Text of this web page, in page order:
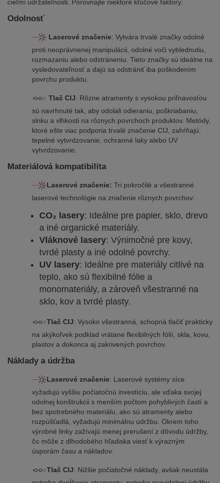
cieľmi udržateľnosti. Porovnajte niektoré kľúčové faktory:
Odolnosť
Laserové značenie: Vytvára trvalé značky odolné
proti neoprávnenej manipulácii, odolné voči vyblednutiu,
rozmazaniu alebo odstráneniu. Tieto značky sú ideálne na
vysledovateľnosť a dajú sa odstrániť iba poškodením
povrchu produktu.
Tlač CIJ: Rôzne atramenty s vysokou priľnavosťou
sú navrhnuté tak, aby odolali odieraniu, poškriabaniu,
slnku a vlhkosti na rôznych povrchoch produktov. Metódy,
ktoré ešte viac podporia trvalé značenie CIJ, zahŕňajú:
tepelné vytvrdzovanie, ochranné laky alebo UV
vytvrdzovanie.
Materiálová kompatibilita
Laserové značenie: Tri pokročilé a všestranné
laserové technológie na značenie rôznych povrchov:
CO₂ lasery: Ideálne pre papier, sklo, drevo
a iné organické materiály.
Vláknové lasery: Výnimočné pre kovy,
tvrdé plasty a iné odolné povrchy.
UV lasery: Ideálne pre materiály citlivé na
teplo, ako sú flexibilné fólie a
monomateriály, a zároveň všestranné na
sklo, kov a tvrdé plasty.
Tlač CIJ: Vysoko všestranná, schopná tlačiť prakticky
na akýkoľvek podklad vrátane flexibilných fólií, skla, kovu,
plastov a dokonca aj zakrivených povrchov.
Náklady a údržba
Laserové značenie: Laserové systémy síce
vyžadujú vyššiu počiatočnú investíciu, ale vďaka svojej
odolnej konštrukcii s menším počtom pohyblivých častí a
bez spotrebného materiálu, ako sú atramenty alebo
rozpúšťadlá, vyžadujú minimálnu údržbu. Okrem toho
výrobné linky zažívajú menej prerušení z dôvodu údržby,
čo môže z dlhodobého hľadiska viesť k výrazným
úsporám času a nákladov.
Tlač CIJ: Nižšie počiatočné náklady, avšak neustála